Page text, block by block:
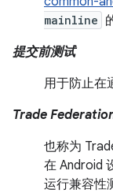
mainline
提交前测试
用于防止在
Trade
也称为
在 Android
运行兼容性